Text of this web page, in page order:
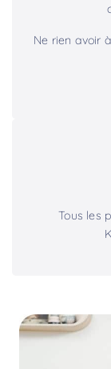
Ne rien avoir
Tous les